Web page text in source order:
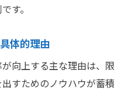
す。
体的理由
向上する主な理由は、限
すためのノウハウが蓄積